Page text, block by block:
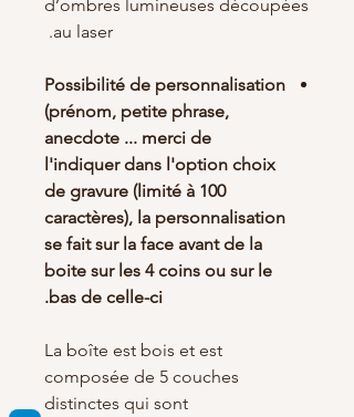
d’ombres lumineuses découpées
au laser.
Possibilité de personnalisation
(prénom, petite phrase,
anecdote ... merci de
l'indiquer dans l'option choix
de gravure (limité à 100
caractères), la personnalisation
se fait sur la face avant de la
boite sur les 4 coins ou sur le
bas de celle-ci.
La boîte est bois et est
composée de 5 couches
distinctes qui sont